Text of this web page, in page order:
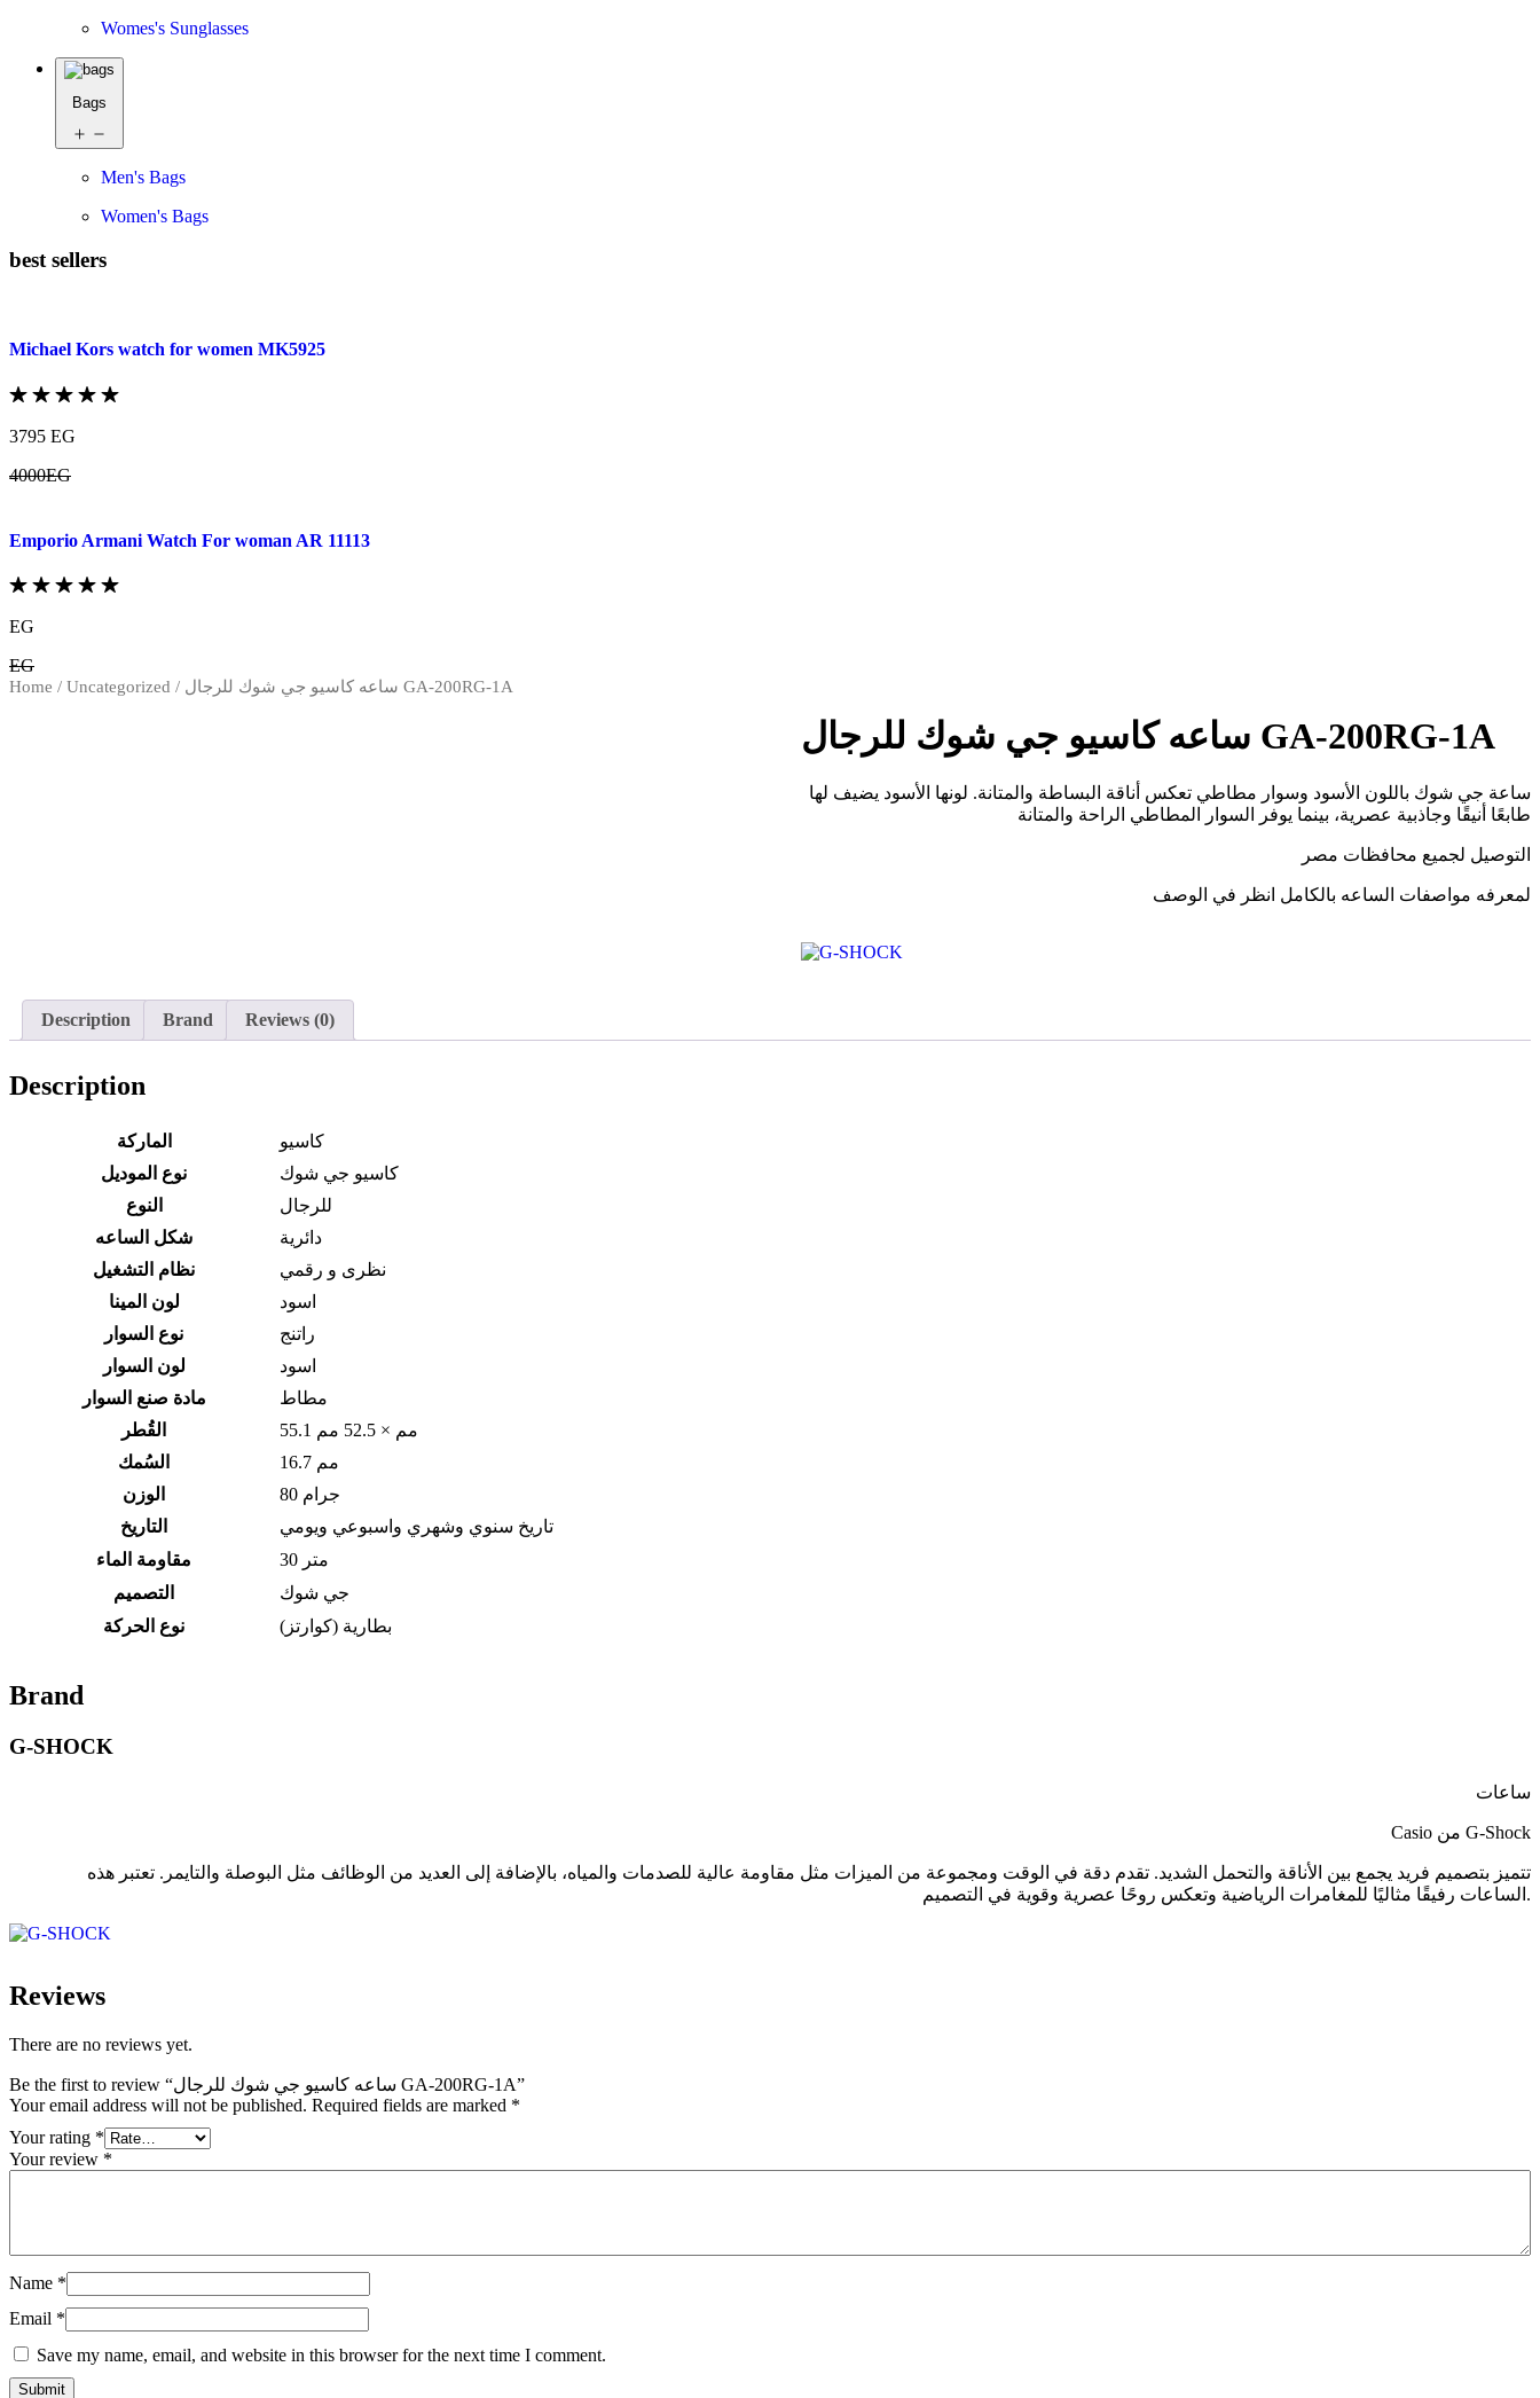
Womes's Sunglasses
Bags
Men's Bags
Women's Bags
best sellers
Michael Kors watch for women MK5925
3795 EG
4000EG
Emporio Armani Watch For woman AR 11113
EG
EG
Home / Uncategorized / ساعه كاسيو جي شوك للرجال GA-200RG-1A
ساعه كاسيو جي شوك للرجال GA-200RG-1A
ساعة جي شوك باللون الأسود وسوار مطاطي تعكس أناقة البساطة والمتانة. لونها الأسود يضيف لها
طابعًا أنيقًا وجاذبية عصرية، بينما يوفر السوار المطاطي الراحة والمتانة
التوصيل لجميع محافظات مصر
لمعرفه مواصفات الساعه بالكامل انظر في الوصف
Description Brand Reviews (0)
Description
الماركة
كاسيو
نوع الموديل
كاسيو جي شوك
النوع
للرجال
شكل الساعه
دائرية
نظام التشغيل
نظرى و رقمي
لون المينا
اسود
نوع السوار
راتنج
لون السوار
اسود
مادة صنع السوار
مطاط
القُطر
55.1 مم × 52.5 مم
السُمك
16.7 مم
الوزن
80 جرام
التاريخ
تاريخ سنوي وشهري واسبوعي ويومي
مقاومة الماء
30 متر
التصميم
جي شوك
نوع الحركة
بطارية (كوارتز)
Brand
G-SHOCK
ساعات
Casio من G-Shock
الساعات رفيقًا مثاليًا للمغامرات الرياضية وتعكس روحًا عصرية وقوية في التصميم.
Reviews
There are no reviews yet.
Be the first to review “ساعه كاسيو جي شوك للرجال GA-200RG-1A”
Your email address will not be published. Required fields are marked *
Your rating *
Your review *
Name *
Email *
Save my name, email, and website in this browser for the next time I comment.